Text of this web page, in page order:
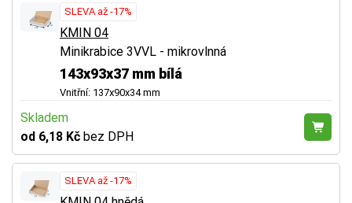
SLEVA až -17%
KMIN 04
Minikrabice 3VVL - mikrovlnná
143x93x37 mm bílá
Vnitřní: 137x90x34 mm
Skladem
od 6,18 Kč bez DPH
SLEVA až -17%